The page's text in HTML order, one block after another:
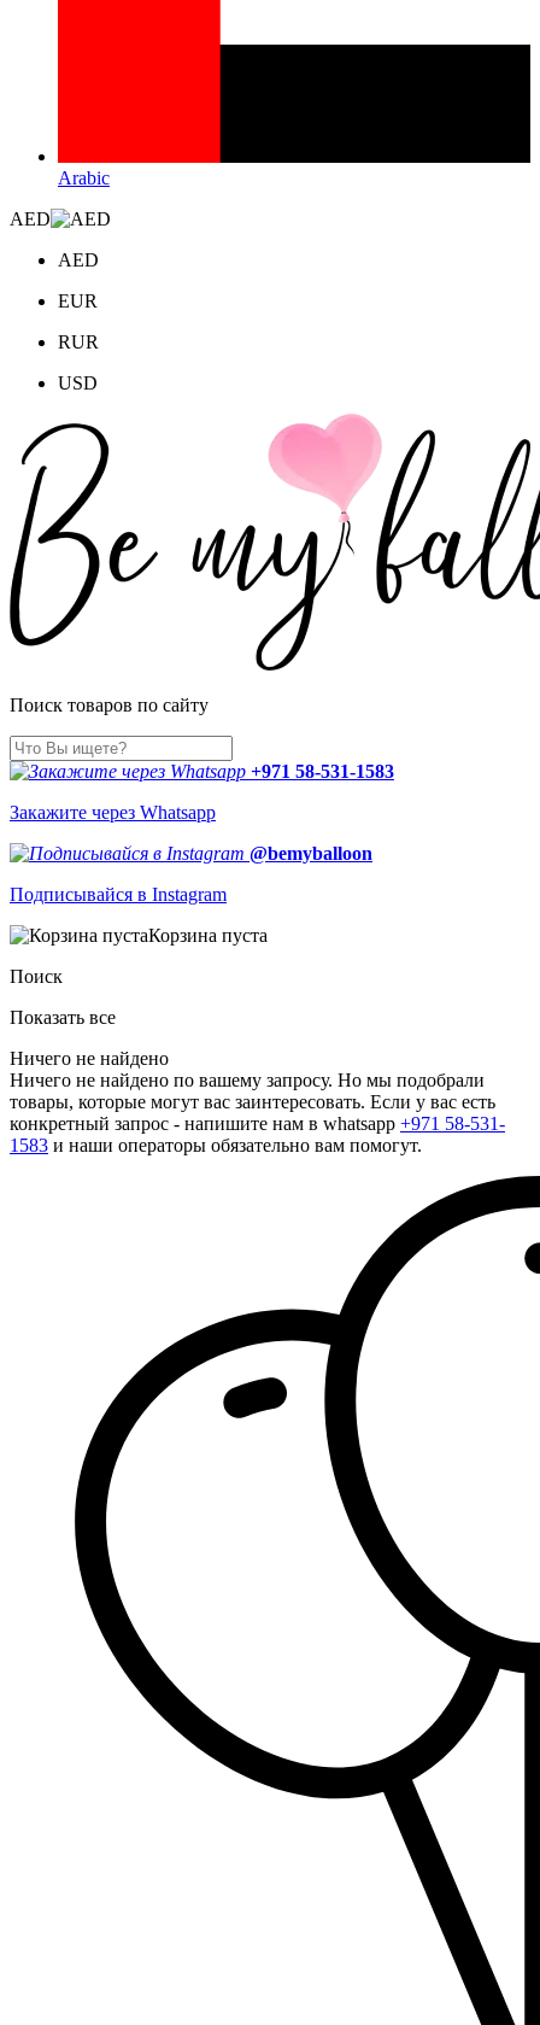
Arabic
AED
AED
EUR
RUR
USD
Поиск товаров по сайту
+971 58-531-1583
Закажите через Whatsapp
@bemyballoon
Подписывайся в Instagram
Корзина пуста
Поиск
Показать все
Ничего не найдено
Ничего не найдено по вашему запросу. Но мы подобрали
товары, которые могут вас заинтересовать. Если у вас есть
конкретный запрос - напишите нам в whatsapp +971 58-531-
1583 и наши операторы обязательно вам помогут.